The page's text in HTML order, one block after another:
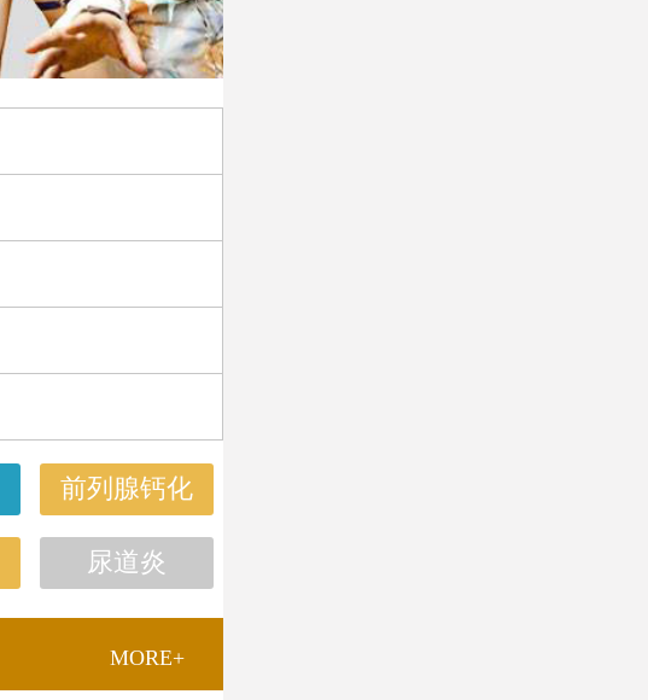
前列腺钙化
尿道炎
MORE+